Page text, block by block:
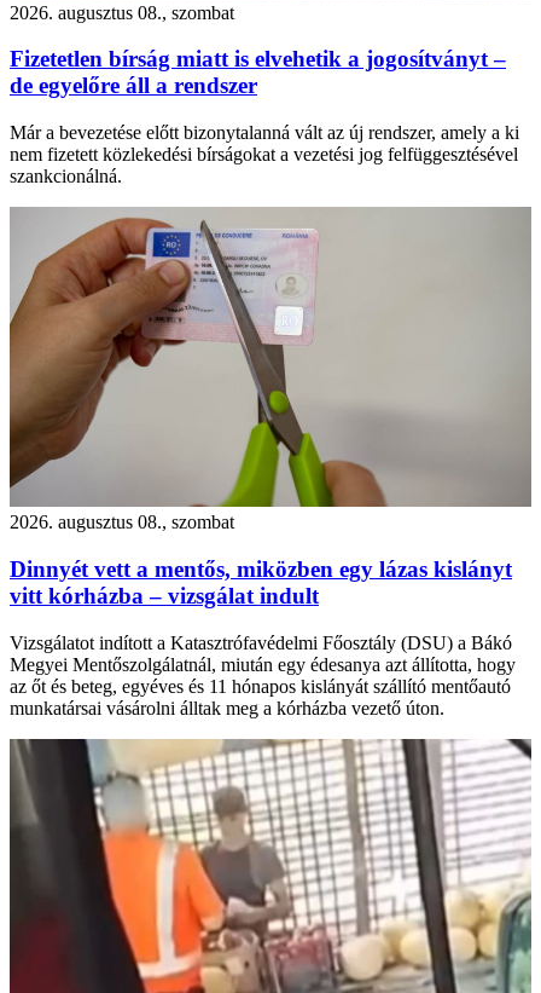
2026. augusztus 08., szombat
Fizetetlen bírság miatt is elvehetik a jogosítványt –
de egyelőre áll a rendszer
Már a bevezetése előtt bizonytalanná vált az új rendszer, amely a ki
nem fizetett közlekedési bírságokat a vezetési jog felfüggesztésével
szankcionálná.
2026. augusztus 08., szombat
Dinnyét vett a mentős, miközben egy lázas kislányt
vitt kórházba – vizsgálat indult
Vizsgálatot indított a Katasztrófavédelmi Főosztály (DSU) a Bákó
Megyei Mentőszolgálatnál, miután egy édesanya azt állította, hogy
az őt és beteg, egyéves és 11 hónapos kislányát szállító mentőautó
munkatársai vásárolni álltak meg a kórházba vezető úton.